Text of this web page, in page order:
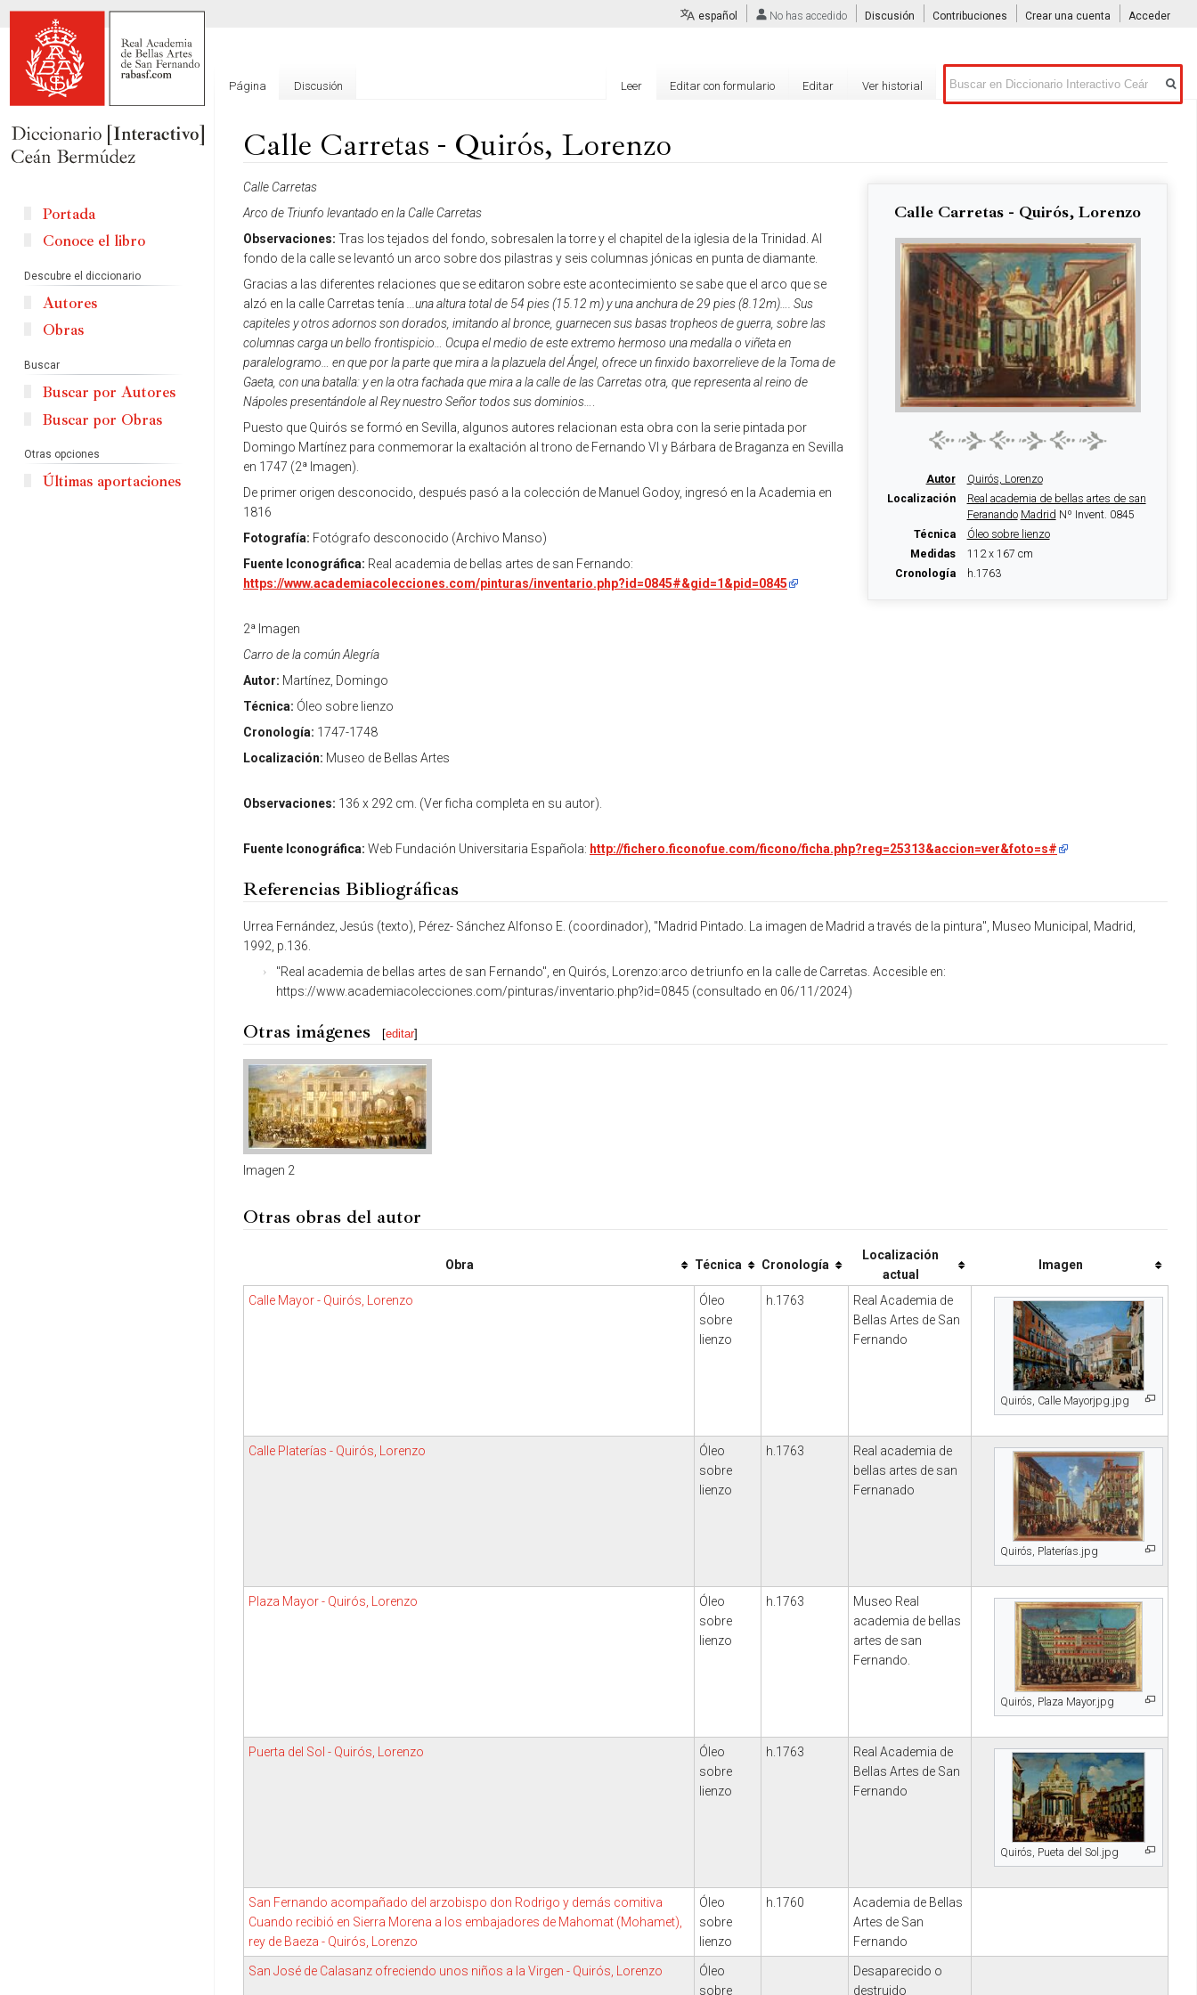
Calle Carretas - Quirós, Lorenzo
Ir
a
navegación
Ir
a
búsqueda
Calle Carretas - Quirós, Lorenzo
Autor
Quirós, Lorenzo
Localización
Real academia de bellas artes de san
Feranando Madrid Nº Invent. 0845
Técnica
Óleo sobre lienzo
Medidas
112 x 167 cm
Cronología
h.1763
Calle Carretas
Arco de Triunfo levantado en la Calle Carretas
Observaciones: Tras los tejados del fondo, sobresalen la torre y el chapitel de la iglesia de la Trinidad. Al
fondo de la calle se levantó un arco sobre dos pilastras y seis columnas jónicas en punta de diamante.
Gracias a las diferentes relaciones que se editaron sobre este acontecimiento se sabe que el arco que se
alzó en la calle Carretas tenía ...una altura total de 54 pies (15.12 m) y una anchura de 29 pies (8.12m)…. Sus
capiteles y otros adornos son dorados, imitando al bronce, guarnecen sus basas tropheos de guerra, sobre las
columnas carga un bello frontispicio… Ocupa el medio de este extremo hermoso una medalla o viñeta en
paralelogramo… en que por la parte que mira a la plazuela del Ángel, ofrece un finxido baxorrelieve de la Toma de
Gaeta, con una batalla: y en la otra fachada que mira a la calle de las Carretas otra, que representa al reino de
Nápoles presentándole al Rey nuestro Señor todos sus dominios….
Puesto que Quirós se formó en Sevilla, algunos autores relacionan esta obra con la serie pintada por
Domingo Martínez para conmemorar la exaltación al trono de Fernando VI y Bárbara de Braganza en Sevilla
en 1747 (2ª Imagen).
De primer origen desconocido, después pasó a la colección de Manuel Godoy, ingresó en la Academia en
1816
Fotografía: Fotógrafo desconocido (Archivo Manso)
Fuente Iconográfica: Real academia de bellas artes de san Fernando:
https://www.academiacolecciones.com/pinturas/inventario.php?id=0845#&gid=1&pid=0845
2ª Imagen
Carro de la común Alegría
Autor: Martínez, Domingo
Técnica: Óleo sobre lienzo
Cronología: 1747-1748
Localización: Museo de Bellas Artes
Observaciones: 136 x 292 cm. (Ver ficha completa en su autor).
Fuente Iconográfica: Web Fundación Universitaria Española: http://fichero.ficonofue.com/ficono/ficha.php?reg=25313&accion=ver&foto=s#
Referencias Bibliográficas
Urrea Fernández, Jesús (texto), Pérez- Sánchez Alfonso E. (coordinador), ''Madrid Pintado. La imagen de Madrid a través de la pintura'', Museo Municipal, Madrid,
1992, p.136.
"Real academia de bellas artes de san Fernando", en Quirós, Lorenzo:arco de triunfo en la calle de Carretas. Accesible en:
https://www.academiacolecciones.com/pinturas/inventario.php?id=0845 (consultado en 06/11/2024)
Otras imágenes [editar]
Imagen 2
Otras obras del autor
Obra Técnica Cronología
Localización
actual
Imagen
Calle Mayor - Quirós, Lorenzo
Óleo
sobre
lienzo
h.1763
Real Academia de
Bellas Artes de San
Fernando
Quirós, Calle Mayorjpg.jpg
Calle Platerías - Quirós, Lorenzo
Óleo
sobre
lienzo
h.1763
Real academia de
bellas artes de san
Fernanado
Quirós, Platerías.jpg
Plaza Mayor - Quirós, Lorenzo
Óleo
sobre
lienzo
h.1763
Museo Real
academia de bellas
artes de san
Fernando.
Quirós, Plaza Mayor.jpg
Puerta del Sol - Quirós, Lorenzo
Óleo
sobre
lienzo
h.1763
Real Academia de
Bellas Artes de San
Fernando
Quirós, Pueta del Sol.jpg
San Fernando acompañado del arzobispo don Rodrigo y demás comitiva
Cuando recibió en Sierra Morena a los embajadores de Mahomat (Mohamet),
rey de Baeza - Quirós, Lorenzo
Óleo
sobre
lienzo
h.1760
Academia de Bellas
Artes de San
Fernando
San José de Calasanz ofreciendo unos niños a la Virgen - Quirós, Lorenzo
Óleo
sobre
Desaparecido o
destruido
español No has accedido Discusión Contribuciones Crear una cuenta Acceder
Página Discusión Leer Editar con formulario Editar Ver historial
Buscar
Portada
Conoce el libro
Descubre el diccionario
Autores
Obras
Buscar
Buscar por Autores
Buscar por Obras
Otras opciones
Últimas aportaciones